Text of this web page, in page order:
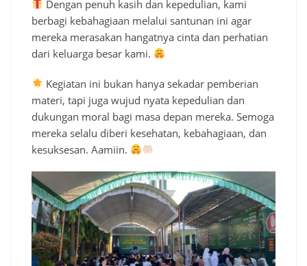
Dengan penuh kasih dan kepedulian, kami
berbagi kebahagiaan melalui santunan ini agar
mereka merasakan hangatnya cinta dan perhatian
dari keluarga besar kami.
Kegiatan ini bukan hanya sekadar pemberian
materi, tapi juga wujud nyata kepedulian dan
dukungan moral bagi masa depan mereka. Semoga
mereka selalu diberi kesehatan, kebahagiaan, dan
kesuksesan. Aamiin.